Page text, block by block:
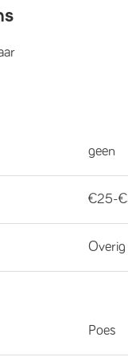
geen
€25-
Overig
Poes